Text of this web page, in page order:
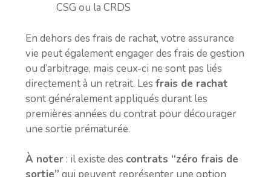
CSG ou la CRDS
En dehors des frais de rachat, votre assurance
vie peut également engager des frais de gestion
ou d’arbitrage, mais ceux-ci ne sont pas liés
directement à un retrait. Les frais de rachat
sont généralement appliqués durant les
premières années du contrat pour décourager
une sortie prématurée.
À noter : il existe des contrats “zéro frais de